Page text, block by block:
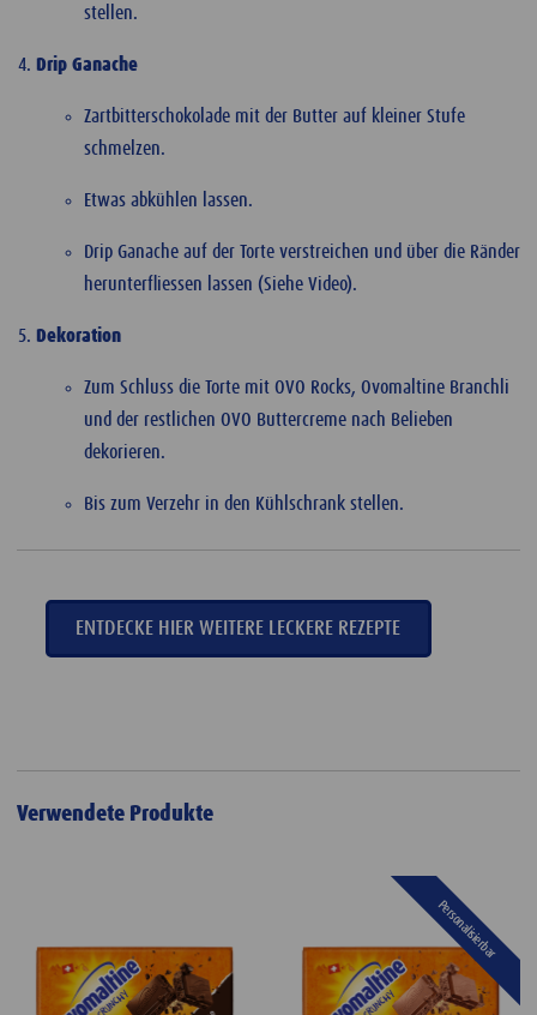
stellen.
Drip Ganache
Zartbitterschokolade mit der Butter auf kleiner Stufe
schmelzen.
Etwas abkühlen lassen.
Drip Ganache auf der Torte verstreichen und über die Ränder
herunterfliessen lassen (Siehe Video).
Dekoration
Zum Schluss die Torte mit OVO Rocks, Ovomaltine Branchli
und der restlichen OVO Buttercreme nach Belieben
dekorieren.
Bis zum Verzehr in den Kühlschrank stellen.
ENTDECKE HIER WEITERE LECKERE REZEPTE
Verwendete Produkte
Personalisierbar